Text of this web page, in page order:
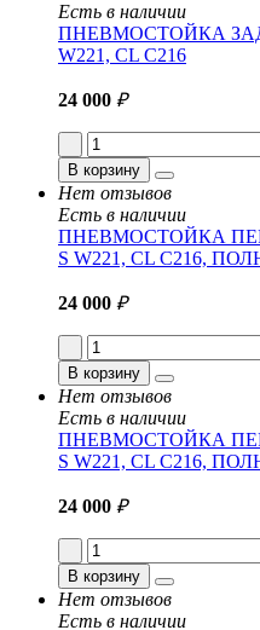
Есть в наличии
ПНЕВМОСТОЙКА
W221, CL C216
24 000 ₽
В корзину
Нет отзывов
Есть в наличии
ПНЕВМОСТОЙКА
S W221, CL C216,
24 000 ₽
В корзину
Нет отзывов
Есть в наличии
ПНЕВМОСТОЙКА
S W221, CL C216,
24 000 ₽
В корзину
Нет отзывов
Есть в наличии